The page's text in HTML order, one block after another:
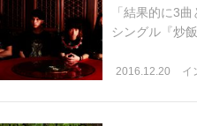
「結果的に3
シングル『炒
2016.12.20